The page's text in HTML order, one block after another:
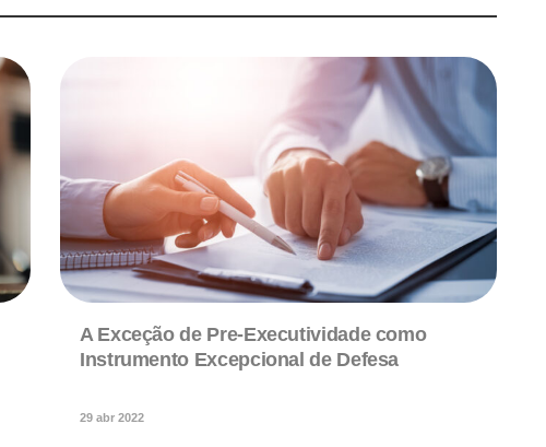
A Exceção de Pre-Executividade como
Instrumento Excepcional de Defesa
29 abr 2022